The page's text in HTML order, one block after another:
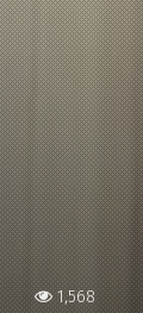
1,568